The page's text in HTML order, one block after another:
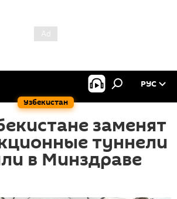
Узбекистан
РУС
заменят
туннели
в Минздраве